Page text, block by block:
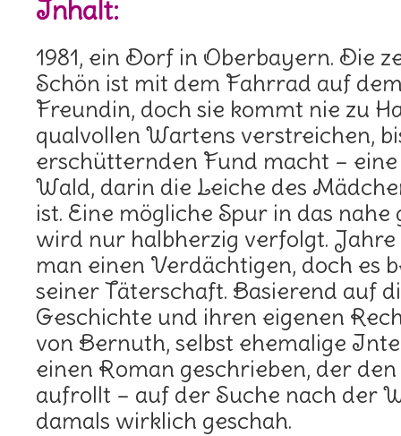
Inhalt:
1981, ein Dorf in Oberbayern. Die
Schön ist mit dem Fahrrad auf
Freundin, doch sie kommt nie zu
qualvollen Wartens verstreichen,
erschütternden Fund macht –
Wald, darin die Leiche des
ist. Eine mögliche Spur in das
wird nur halbherzig verfolgt.
man einen Verdächtigen, doch es
seiner Täterschaft. Basierend auf
Geschichte und ihren eigenen
von Bernuth, selbst ehemalige
einen Roman geschrieben, der
aufrollt – auf der Suche nach der
damals wirklich geschah.